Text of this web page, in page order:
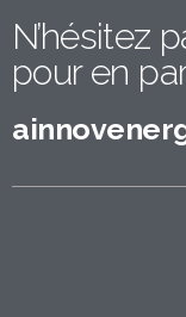
N’hésitez
pour en